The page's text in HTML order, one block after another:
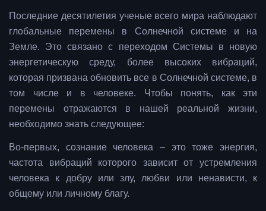
Последние десятилетия ученые всего мира наблюдают
глобальные перемены в Солнечной системе и на
Земле. Это связано с переходом Системы в новую
энергетическую среду, более высоких вибраций,
которая призвана обновить все в Солнечной системе, в
том числе и в человеке. Чтобы понять, как эти
перемены отражаются в нашей реальной жизни,
необходимо знать следующее:
Во-первых, сознание человека – это тоже энергия,
частота вибраций которого зависит от устремления
человека к добру или злу, любви или ненависти, к
общему или личному благу.